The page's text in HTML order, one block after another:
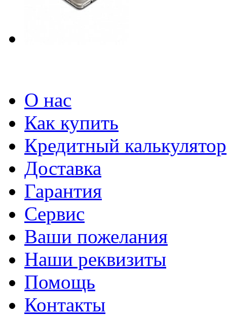
О нас
Как купить
Кредитный калькулятор
Доставка
Гарантия
Сервис
Ваши пожелания
Наши реквизиты
Помощь
Контакты